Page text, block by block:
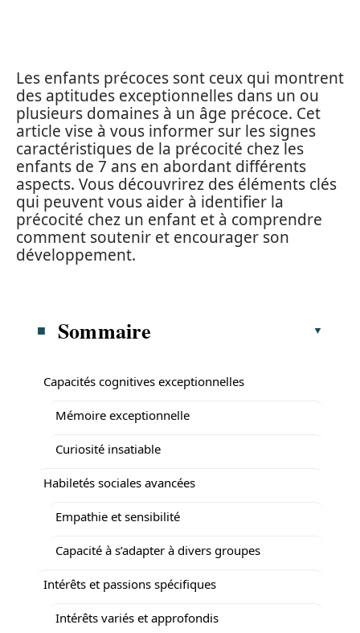
Les enfants précoces sont ceux qui montrent
des aptitudes exceptionnelles dans un ou
plusieurs domaines à un âge précoce. Cet
article vise à vous informer sur les signes
caractéristiques de la précocité chez les
enfants de 7 ans en abordant différents
aspects. Vous découvrirez des éléments clés
qui peuvent vous aider à identifier la
précocité chez un enfant et à comprendre
comment soutenir et encourager son
développement.
Sommaire
Capacités cognitives exceptionnelles
Mémoire exceptionnelle
Curiosité insatiable
Habiletés sociales avancées
Empathie et sensibilité
Capacité à s’adapter à divers groupes
Intérêts et passions spécifiques
Intérêts variés et approfondis